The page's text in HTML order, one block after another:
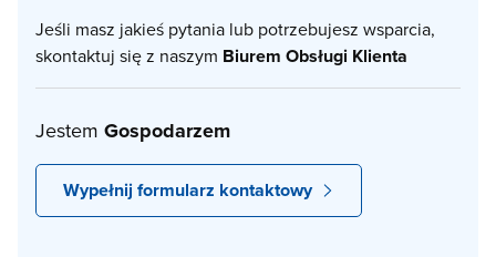
Jeśli masz jakieś pytania lub potrzebujesz wsparcia,
skontaktuj się z naszym Biurem Obsługi Klienta
Jestem Gospodarzem
Wypełnij formularz kontaktowy